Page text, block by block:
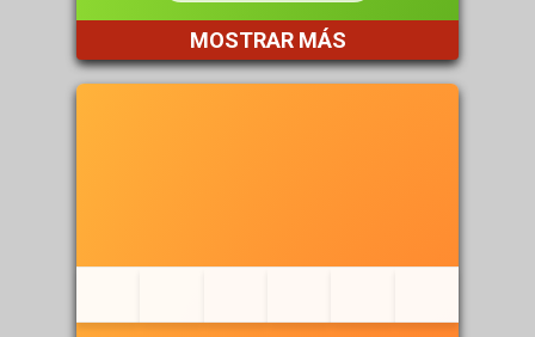
MOSTRAR MÁS